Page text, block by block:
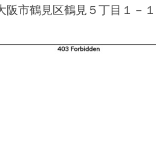
阪市鶴見区鶴見５丁目１－